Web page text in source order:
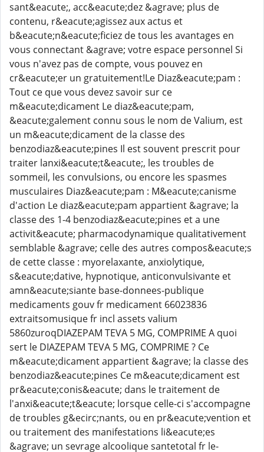
sant&eacute;, acc&eacute;dez &agrave; plus de
contenu, r&eacute;agissez aux actus et
b&eacute;n&eacute;ficiez de tous les avantages en
vous connectant &agrave; votre espace personnel Si
vous n'avez pas de compte, vous pouvez en
cr&eacute;er un gratuitement!Le Diaz&eacute;pam :
Tout ce que vous devez savoir sur ce
m&eacute;dicament Le diaz&eacute;pam,
&eacute;galement connu sous le nom de Valium, est
un m&eacute;dicament de la classe des
benzodiaz&eacute;pines Il est souvent prescrit pour
traiter lanxi&eacute;t&eacute;, les troubles de
sommeil, les convulsions, ou encore les spasmes
musculaires Diaz&eacute;pam : M&eacute;canisme
d'action Le diaz&eacute;pam appartient &agrave; la
classe des 1-4 benzodiaz&eacute;pines et a une
activit&eacute; pharmacodynamique qualitativement
semblable &agrave; celle des autres compos&eacute;s
de cette classe : myorelaxante, anxiolytique,
s&eacute;dative, hypnotique, anticonvulsivante et
amn&eacute;siante base-donnees-publique
medicaments gouv fr medicament 66023836
extraitsomusique fr incl assets valium
5860zuroqDIAZEPAM TEVA 5 MG, COMPRIME A quoi
sert le DIAZEPAM TEVA 5 MG, COMPRIME ? Ce
m&eacute;dicament appartient &agrave; la classe des
benzodiaz&eacute;pines Ce m&eacute;dicament est
pr&eacute;conis&eacute; dans le traitement de
l'anxi&eacute;t&eacute; lorsque celle-ci s'accompagne
de troubles g&ecirc;nants, ou en pr&eacute;vention et
ou traitement des manifestations li&eacute;es
&agrave; un sevrage alcoolique santetotal fr le-